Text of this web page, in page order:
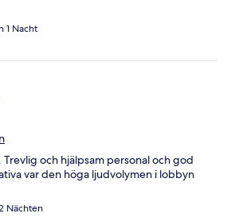
1 Nacht
och hjälpsam personal och god
var den höga ljudvolymen i lobbyn
Nächten